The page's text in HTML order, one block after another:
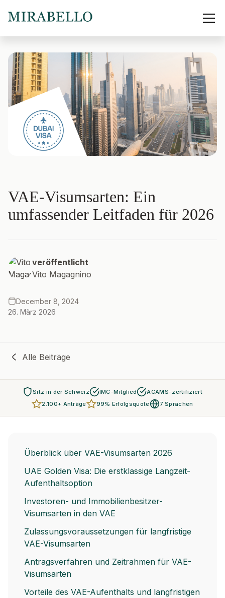
VAE-Visumsarten: Ein
umfassender Leitfaden für 2026
veröffentlicht
Vito Magagnino
December 8, 2024
26. März 2026
Alle Beiträge
Sitz in der Schweiz IMC-Mitglied
ACAMS-zertifiziert
2.100+ Anträge
99% Erfolgsquote 7 Sprachen
Überblick über VAE-Visumsarten 2026
UAE Golden Visa: Die erstklassige Langzeit-
Aufenthaltsoption
Investoren- und Immobilienbesitzer-
Visumsarten in den VAE
Zulassungsvoraussetzungen für langfristige
VAE-Visumsarten
Antragsverfahren und Zeitrahmen für VAE-
Visumsarten
Vorteile des VAE-Aufenthalts und langfristigen